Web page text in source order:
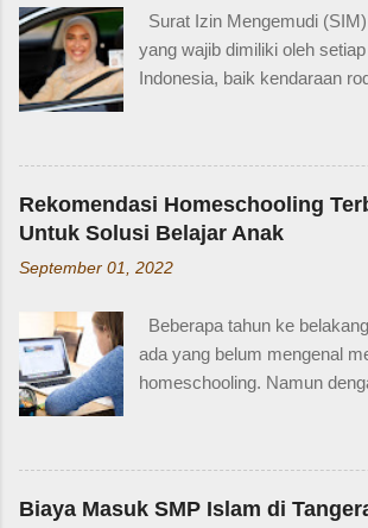
orang yang punya kese...
percakapan santai, tetapi
traveling, bahkan dalam
internasional. Mengenal
memperkenalkan diri atau
keluarga. Contohnya, dalam
Ayah = Father Ibu = Mother
Older brother Adik
Paman = Uncle Bibi = Aunt
Seringkali, kita hanya
tanpa membed...
Surat Izin Mengemudi
yang wajib dimiliki oleh
Indonesia, baik kendaraan
salah satunya adalah SIM
terlalu populer, banyak yang
untuk pengendara apa ya?
Persayaratan dan Cara
Berdasarkan webstite resmi
SIM D khusus dibuat untuk
Disabiltas juga adalah
berhak berkendara untuk
aktifitasnya seperti mencari
memfasilitasi dengan SIM
dengan yang dibutuhkan.
Indonesia dibagi menjadi dua
Rekomendasi Homeschooling
Untuk Solusi Belajar Anak
September 01, 2022
Beberapa tahun ke
ada yang belum mengenal
homeschooling. Namun
ini, homeschooling jadi
bahkan diminati.
salah satu metode belajar
Biaya Masuk SMP Islam di